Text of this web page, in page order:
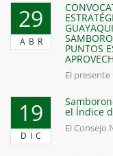
29
ABR
PUNTOS
El
19
DIC
el Índice
El Consejo